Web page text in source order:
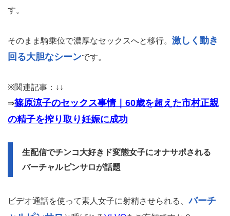
す。
そのまま騎乗位で濃厚なセックスへと移行。 激しく動き
回る大胆なシーンです。
※関連記事：↓↓
⇒篠原涼子のセックス事情｜60歳を超えた市村正親
の精子を搾り取り妊娠に成功
生配信でチンコ大好きド変態女子にオナサポされる
バーチャルピンサロが話題
ビデオ通話を使って素人女子に射精させられる、バーチ